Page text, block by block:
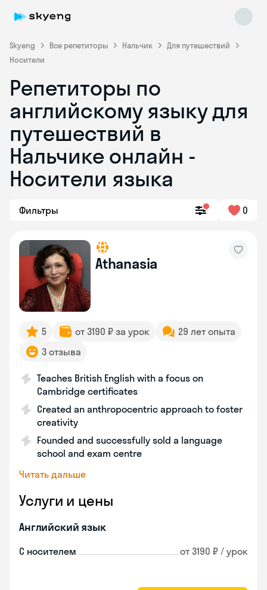
Skyeng Все репетиторы Нальчик
Для путешествий
Носители
Репетиторы по
английскому языку для
путешествий в
Нальчике онлайн -
Носители языка
Фильтры 0
Athanasia
5 от 3190 ₽ за урок
29 лет опыта
3 отзыва
Teaches British English with a focus on
Cambridge certificates
Created an anthropocentric approach to foster
creativity
Founded and successfully sold a language
school and exam centre
Читать дальше
Услуги и цены
Английский язык
С носителем от 3190 ₽ / урок
Skyeng Chat